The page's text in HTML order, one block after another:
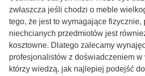
zwłaszcza jeśli chodzi o meble
tego, że jest to wymagające fizycznie,
niechcianych przedmiotów jest
kosztowne. Dlatego zalecamy
profesjonalistów z doświadczeniem w
którzy wiedzą, jak najlepiej podejść